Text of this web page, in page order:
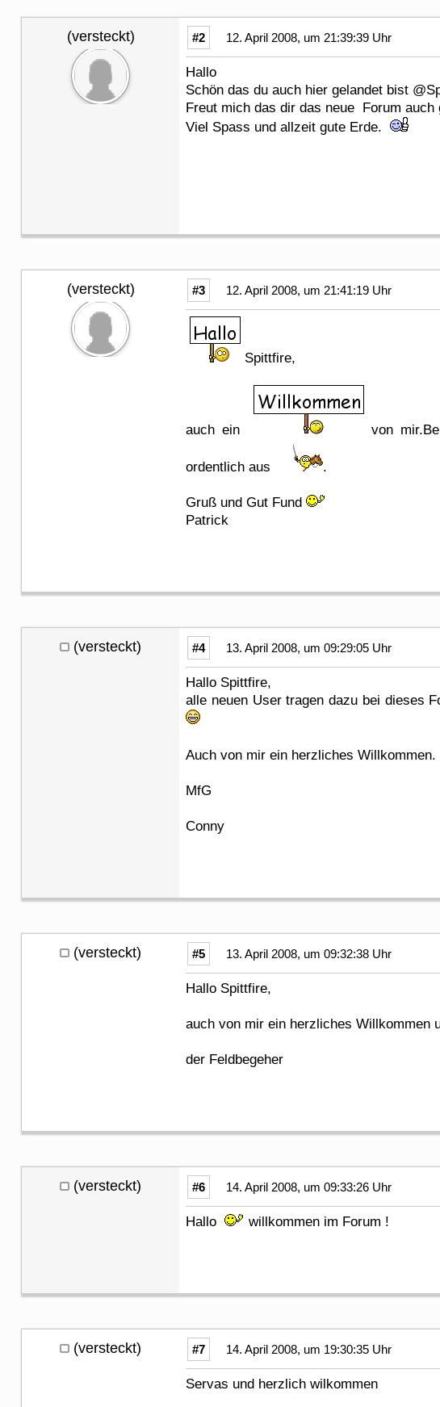
(versteckt) #2 12. April 2008, um 21:39:39 Uhr
Hallo
Schön das du auch hier gelandet bist
Freut mich das dir das neue Forum auch
Viel Spass und allzeit gute Erde.
(versteckt) #3 12. April 2008, um 21:41:19 Uhr
Spittfire,
auch ein von
ordentlich aus .
Gruß und Gut Fund
Patrick
(versteckt) #4 13. April 2008, um 09:29:05 Uhr
Hallo Spittfire,
alle neuen User tragen dazu bei dieses
Auch von mir ein herzliches Willkommen.
MfG
Conny
(versteckt) #5 13. April 2008, um 09:32:38 Uhr
Hallo Spittfire,
auch von mir ein herzliches Willkommen
der Feldbegeher
(versteckt) #6 14. April 2008, um 09:33:26 Uhr
Hallo willkommen im Forum !
(versteckt) #7 14. April 2008, um 19:30:35 Uhr
Servas und herzlich wilkommen